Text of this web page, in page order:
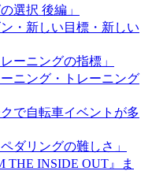
選択 後編」
・新しい目標・新しい
ーニングの指標」
ニング・トレーニング
で自転車イベントが多
ダリングの難しさ」
THE INSIDE OUT』ま